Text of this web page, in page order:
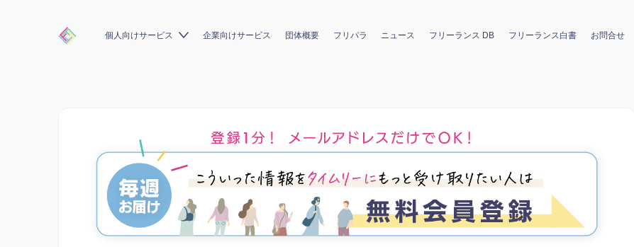
個人向けサービス 企業向けサービス 団体概要 フリパラ ニュース フリーランス DB フリーランス白書 お問合せ